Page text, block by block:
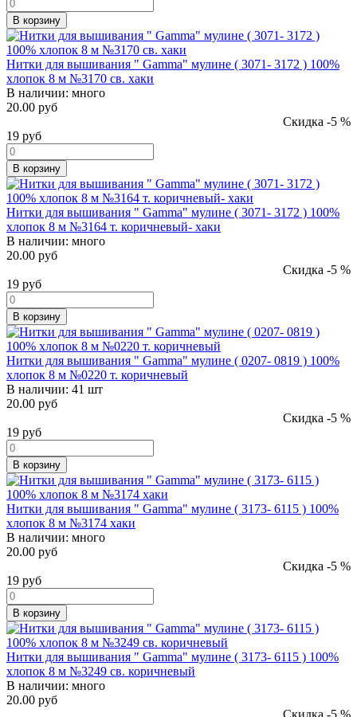
В корзину
Нитки для вышивания " Gamma" мулине ( 3071- 3172 ) 100%
хлопок 8 м №3170 св. хаки
В наличии: много
20.00 руб
Скидка -5 %
19 руб
В корзину
Нитки для вышивания " Gamma" мулине ( 3071- 3172 ) 100%
хлопок 8 м №3164 т. коричневый- хаки
В наличии: много
20.00 руб
Скидка -5 %
19 руб
В корзину
Нитки для вышивания " Gamma" мулине ( 0207- 0819 ) 100%
хлопок 8 м №0220 т. коричневый
В наличии: 41 шт
20.00 руб
Скидка -5 %
19 руб
В корзину
Нитки для вышивания " Gamma" мулине ( 3173- 6115 ) 100%
хлопок 8 м №3174 хаки
В наличии: много
20.00 руб
Скидка -5 %
19 руб
В корзину
Нитки для вышивания " Gamma" мулине ( 3173- 6115 ) 100%
хлопок 8 м №3249 св. коричневый
В наличии: много
20.00 руб
Скидка -5 %